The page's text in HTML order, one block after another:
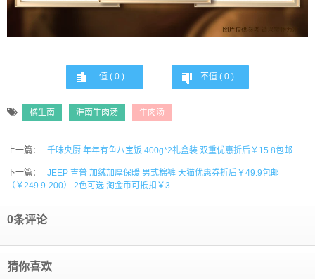
值 ( 0 ) 不值 ( 0 )
橘生南 淮南牛肉汤 牛肉汤
上一篇： 千味央厨 年年有鱼八宝饭 400g*2礼盒装 双重优惠折后￥15.8包邮
下一篇：
JEEP 吉普 加绒加厚保暖 男式棉裤 天猫优惠券折后￥49.9包邮
（￥249.9-200） 2色可选 淘金币可抵扣￥3
0条评论
猜你喜欢